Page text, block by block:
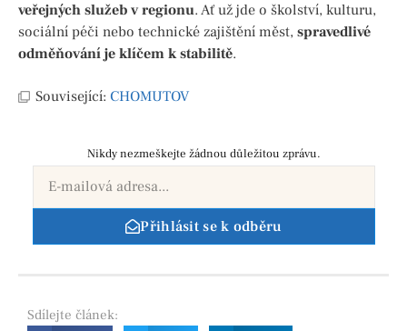
veřejných služeb v regionu. Ať už jde o školství, kulturu,
sociální péči nebo technické zajištění měst, spravedlivé
odměňování je klíčem k stabilitě.
Související: CHOMUTOV
Nikdy nezmeškejte žádnou důležitou zprávu.
Přihlásit se k odběru
Sdílejte článek: